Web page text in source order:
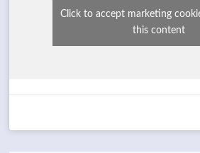
Click to accept marketing
this content